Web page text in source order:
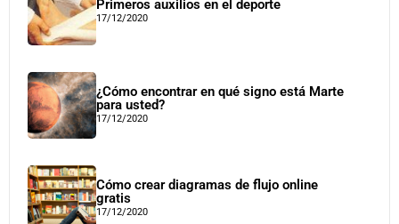
Primeros auxilios en el deporte
17/12/2020
¿Cómo encontrar en qué signo está Marte
para usted?
17/12/2020
Cómo crear diagramas de flujo online
gratis
17/12/2020